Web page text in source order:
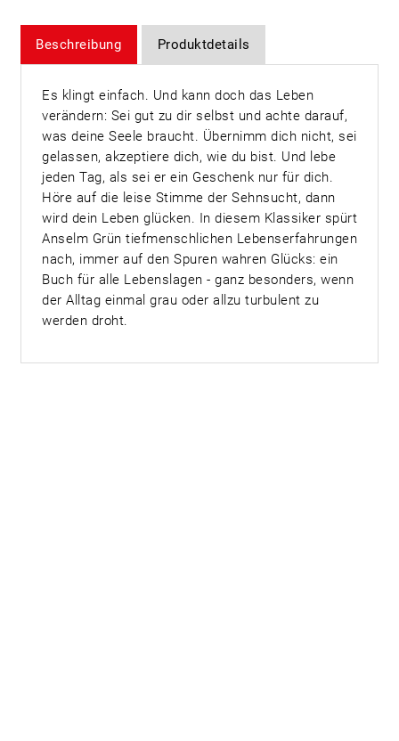
Beschreibung Produktdetails
Es klingt einfach. Und kann doch das Leben
verändern: Sei gut zu dir selbst und achte darauf,
was deine Seele braucht. Übernimm dich nicht, sei
gelassen, akzeptiere dich, wie du bist. Und lebe
jeden Tag, als sei er ein Geschenk nur für dich.
Höre auf die leise Stimme der Sehnsucht, dann
wird dein Leben glücken. In diesem Klassiker spürt
Anselm Grün tiefmenschlichen Lebenserfahrungen
nach, immer auf den Spuren wahren Glücks: ein
Buch für alle Lebenslagen - ganz besonders, wenn
der Alltag einmal grau oder allzu turbulent zu
werden droht.